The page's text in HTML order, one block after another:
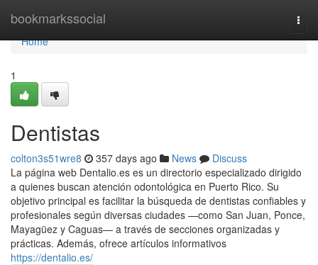
bookmarkssocial
Home
Home
1
Dentistas
colton3s51wre8 357 days ago News
Discuss
La página web Dentalio.es es un directorio especializado dirigido
a quienes buscan atención odontológica en Puerto Rico. Su
objetivo principal es facilitar la búsqueda de dentistas confiables y
profesionales según diversas ciudades —como San Juan, Ponce,
Mayagüez y Caguas— a través de secciones organizadas y
prácticas. Además, ofrece artículos informativos
https://dentalio.es/